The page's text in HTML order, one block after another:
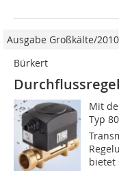
Ausgabe Großkälte/2010
Bürkert
Mit
Typ
bietet